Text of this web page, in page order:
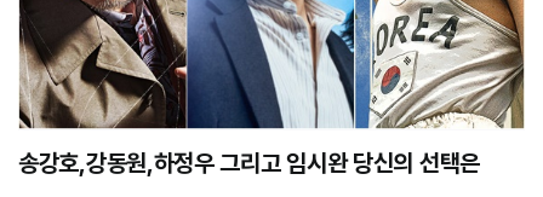
송강호,강동원,하정우 그리고 임시완 당신의 선택은